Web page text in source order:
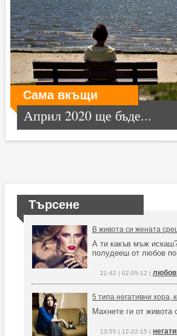
Сама вкъщи
Април 2020 ще бъде...
Търсене
В живота си жената
А ти какъв мъж
полудееш от любов по
21:42 | 02-05-12 | любов
5 типа негативни хора,
Махнете ги от живота
13:55 | 12-22-15 |